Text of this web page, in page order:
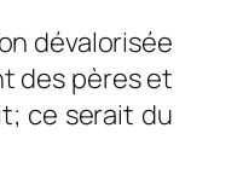
dévalorisée
des pères et
ce serait du